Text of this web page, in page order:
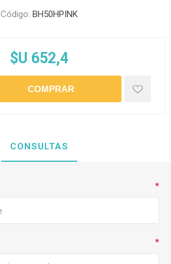
Código: BH50HPINK
$U 652,4
CONSULTAS
*
*